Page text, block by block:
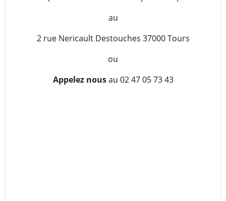
au
2 rue Nericault Destouches 37000 Tours
ou
Appelez nousau 02 47 05 73 43